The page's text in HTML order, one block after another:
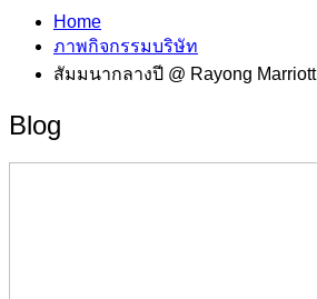
Home
ภาพกิจกรรมบริษัท
สัมมนากลางปี @ Rayong Marriott
Blog